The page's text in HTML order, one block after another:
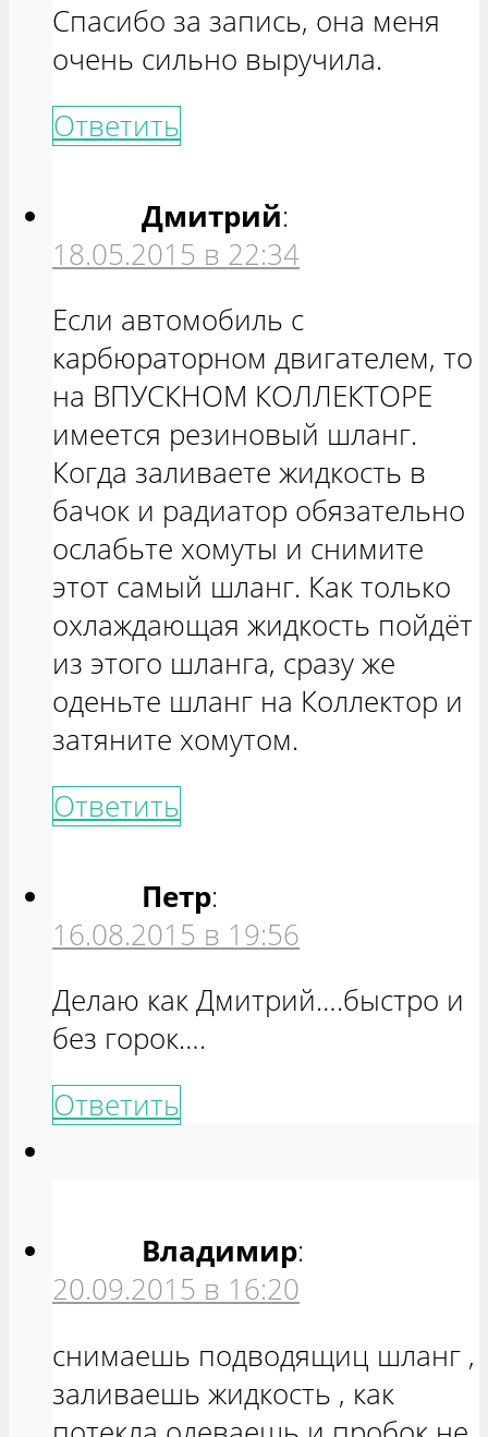
Спасибо за запись, она меня
очень сильно выручила.
Ответить
Дмитрий:
18.05.2015 в 22:34
Если автомобиль с
карбюраторном двигателем, то
на ВПУСКНОМ КОЛЛЕКТОРЕ
имеется резиновый шланг.
Когда заливаете жидкость в
бачок и радиатор обязательно
ослабьте хомуты и снимите
этот самый шланг. Как только
охлаждающая жидкость пойдёт
из этого шланга, сразу же
оденьте шланг на Коллектор и
затяните хомутом.
Ответить
Петр:
16.08.2015 в 19:56
Делаю как Дмитрий….быстро и
без горок….
Ответить
Владимир:
20.09.2015 в 16:20
снимаешь подводящиц шланг ,
заливаешь жидкость , как